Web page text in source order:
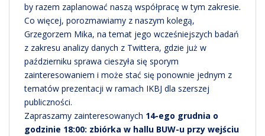
by razem zaplanować naszą współpracę w tym zakresie.
Co więcej, porozmawiamy z naszym kolegą,
Grzegorzem Mika, na temat jego wcześniejszych badań
z zakresu analizy danych z Twittera, gdzie już w
październiku sprawa cieszyła się sporym
zainteresowaniem i może stać się ponownie jednym z
tematów prezentacji w ramach IKBJ dla szerszej
publiczności.
Zapraszamy zainteresowanych 14-ego grudnia o
godzinie 18:00: zbiórka w hallu BUW-u przy wejściu